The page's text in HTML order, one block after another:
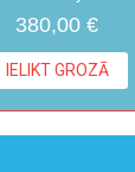
380,00 €
IELIKT GROZĀ